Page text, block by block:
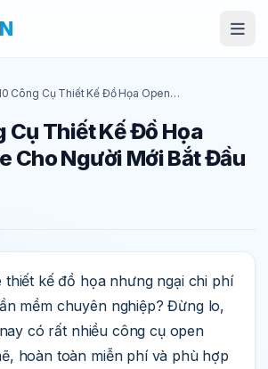
Công Cụ Thiết Kế Đồ Họa Open
Cụ Thiết Kế Đồ Họa
Cho Người Mới Bắt Đầu
thiết kế đồ họa nhưng ngại chi phí
mềm chuyên nghiệp? Đừng lo,
có rất nhiều công cụ open
hoàn toàn miễn phí và phù hợp